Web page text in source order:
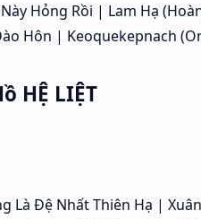
Hỏng Rồi | Lam Hạ
Hôn | Keoquekepnach
HỆ LIỆT
Là Đệ Nhất Thiên Hạ |